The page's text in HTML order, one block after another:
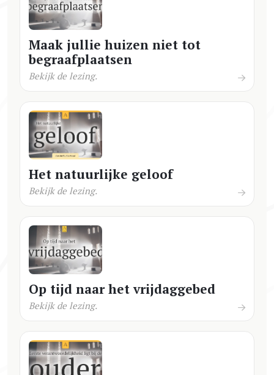
Maak jullie huizen niet tot
begraafplaatsen
Bekijk de lezing.
Het natuurlijke geloof
Bekijk de lezing.
Op tijd naar het vrijdaggebed
Bekijk de lezing.